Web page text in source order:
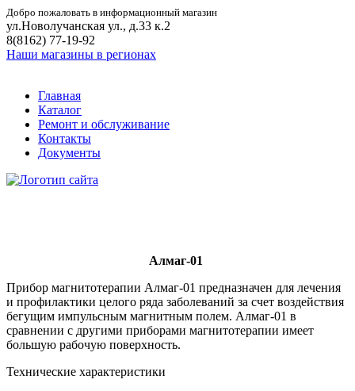
Добро пожаловать в информационный магазин
ул.Новолучанская ул., д.33 к.2
8(8162) 77-19-92
Наши магазины в регионах
Главная
Каталог
Ремонт и обслуживание
Контакты
Документы
Алмаг-01
Прибор магнитотерапии Алмаг-01 предназначен для лечения
и профилактики целого ряда заболеваний за счет воздействия
бегущим импульсным магнитным полем. Алмаг-01 в
сравнении с другими приборами магнитотерапии имеет
большую рабочую поверхность.
Технические характеристики